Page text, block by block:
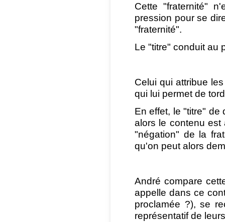
Cette "fraternité"
pression pour se
"fraternité".
Le "titre" conduit au
Celui qui attribue
qui lui permet de
En effet, le "titre" de
alors le contenu est
"négation" de la
qu'on peut alors
André compare
appelle dans ce
proclamée ?), se
représentatif de